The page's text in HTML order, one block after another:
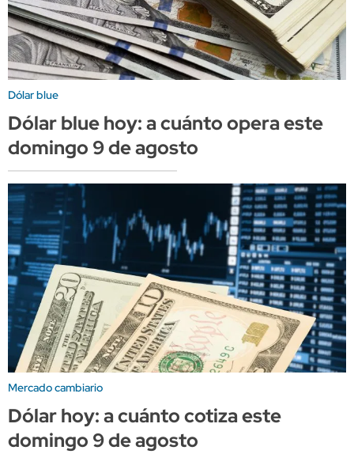
Dólar blue
Dólar blue hoy: a cuánto opera este
domingo 9 de agosto
Mercado cambiario
Dólar hoy: a cuánto cotiza este
domingo 9 de agosto